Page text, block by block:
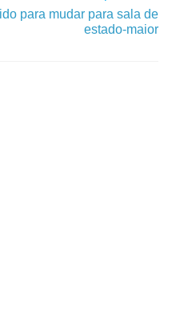
para mudar para sala de
estado-maior